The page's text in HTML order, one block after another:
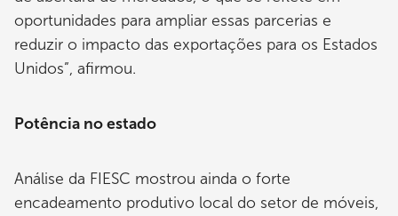
oportunidades para ampliar essas parcerias e
reduzir o impacto das exportações para os Estados
Unidos”, afirmou.
Potência no estado
Análise da FIESC mostrou ainda o forte
encadeamento produtivo local do setor de móveis,